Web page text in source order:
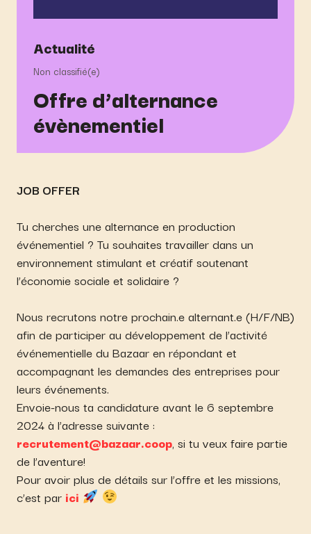
Actualité
Non classifié(e)
Offre d’alternance
évènementiel
JOB OFFER
Tu cherches une alternance en production
événementiel ? Tu souhaites travailler dans un
environnement stimulant et créatif soutenant
l’économie sociale et solidaire ?
Nous recrutons notre prochain.e alternant.e (H/F/NB)
afin de participer au développement de l’activité
événementielle du Bazaar en répondant et
accompagnant les demandes des entreprises pour
leurs événements.
Envoie-nous ta candidature avant le 6 septembre
2024 à l’adresse suivante :
recrutement@bazaar.coop, si tu veux faire partie
de l’aventure!
Pour avoir plus de détails sur l’offre et les missions,
c’est par ici